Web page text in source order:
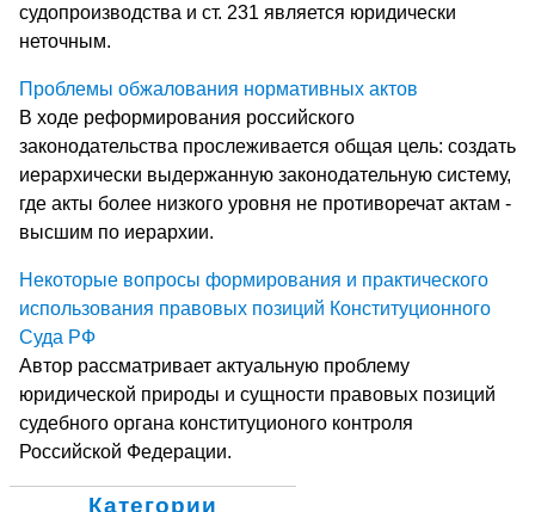
судопроизводства и ст. 231 является юридически
неточным.
Проблемы обжалования нормативных актов
В ходе реформирования российского
законодательства прослеживается общая цель: создать
иерархически выдержанную законодательную систему,
где акты более низкого уровня не противоречат актам -
высшим по иерархии.
Некоторые вопросы формирования и практического
использования правовых позиций Конституционного
Суда РФ
Автор рассматривает актуальную проблему
юридической природы и сущности правовых позиций
судебного органа конституционого контроля
Российской Федерации.
Категории